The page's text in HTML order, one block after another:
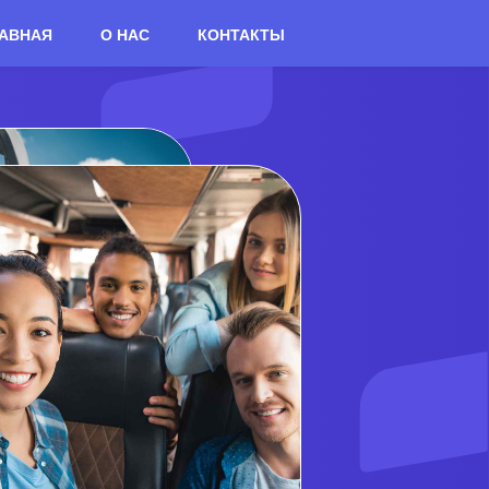
О НАС КОНТАКТЫ